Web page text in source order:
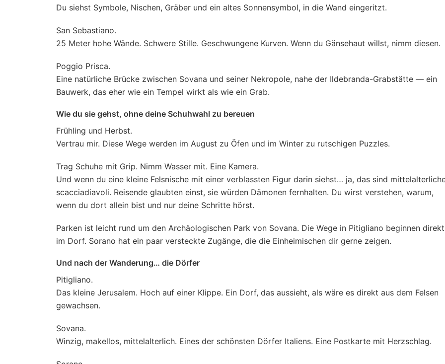
Du siehst Symbole, Nischen, Gräber und ein altes Sonnensymbol, in die Wand eingeritzt.
San Sebastiano.
25 Meter hohe Wände. Schwere Stille. Geschwungene Kurven. Wenn du Gänsehaut willst, nimm diesen.
Poggio Prisca.
Eine natürliche Brücke zwischen Sovana und seiner Nekropole, nahe der Ildebranda-Grabstätte — ein
Bauwerk, das eher wie ein Tempel wirkt als wie ein Grab.
Wie du sie gehst, ohne deine Schuhwahl zu bereuen
Frühling und Herbst.
Vertrau mir. Diese Wege werden im August zu Öfen und im Winter zu rutschigen Puzzles.
Trag Schuhe mit Grip. Nimm Wasser mit. Eine Kamera.
Und wenn du eine kleine Felsnische mit einer verblassten Figur darin siehst… ja, das sind
scacciadiavoli. Reisende glaubten einst, sie würden Dämonen fernhalten. Du wirst verstehen, warum,
wenn du dort allein bist und nur deine Schritte hörst.
Parken ist leicht rund um den Archäologischen Park von Sovana. Die Wege in Pitigliano beginnen direkt
im Dorf. Sorano hat ein paar versteckte Zugänge, die die Einheimischen dir gerne zeigen.
Und nach der Wanderung… die Dörfer
Pitigliano.
Das kleine Jerusalem. Hoch auf einer Klippe. Ein Dorf, das aussieht, als wäre es direkt aus dem Felsen
gewachsen.
Sovana.
Winzig, makellos, mittelalterlich. Eines der schönsten Dörfer Italiens. Eine Postkarte mit Herzschlag.